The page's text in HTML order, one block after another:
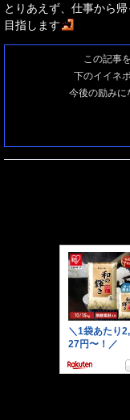
とりあえず、仕事から
目指します
この記事
下のイイネ
今後の励みに